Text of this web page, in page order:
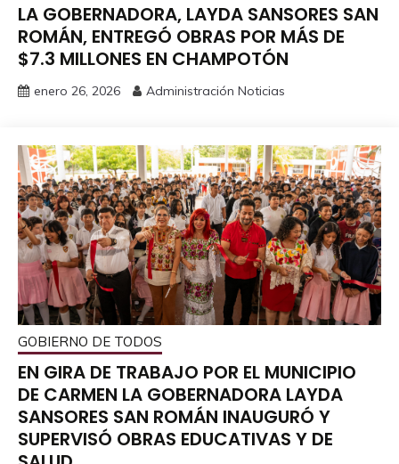
LA GOBERNADORA, LAYDA SANSORES SAN
ROMÁN, ENTREGÓ OBRAS POR MÁS DE
$7.3 MILLONES EN CHAMPOTÓN
enero 26, 2026 Administración Noticias
GOBIERNO DE TODOS
EN GIRA DE TRABAJO POR EL MUNICIPIO
DE CARMEN LA GOBERNADORA LAYDA
SANSORES SAN ROMÁN INAUGURÓ Y
SUPERVISÓ OBRAS EDUCATIVAS Y DE